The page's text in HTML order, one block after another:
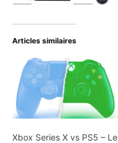
Articles similaires
Xbox Series X vs PS5 – Le